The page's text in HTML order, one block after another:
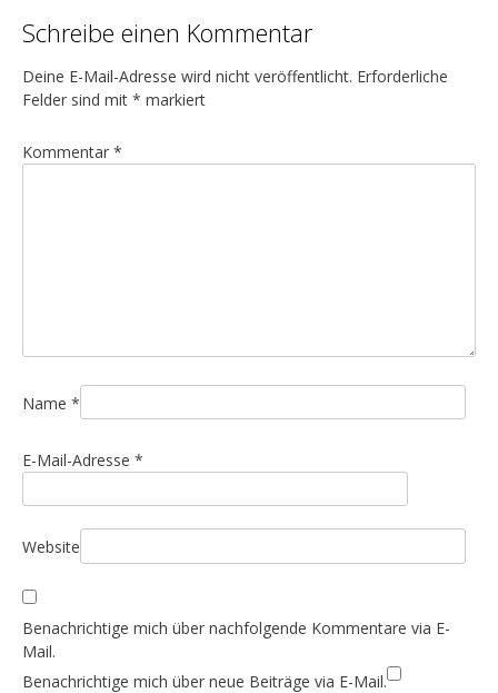
t
r
a
s
a
i
o
n
Schreibe einen Kommentar
Deine E-Mail-Adresse wird nicht veröffentlicht. Erforderliche
Felder sind mit * markiert
Kommentar *
Name *
E-Mail-Adresse *
Website
Benachrichtige mich über nachfolgende Kommentare via E-
Mail.
Benachrichtige mich über neue Beiträge via E-Mail.